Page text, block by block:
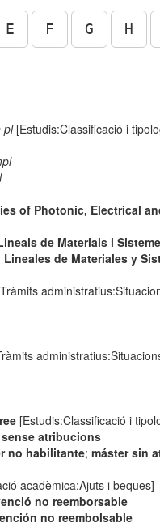
E F G H
pl[Estudis:Classificació i
of Photonic, Electrical
de Materials i
de Materiales y
[Estudis:Classificació i
atribucions
no habilitante;máster sin
acadèmica:Ajuts i beques]
no reemborsable
no reembolsable